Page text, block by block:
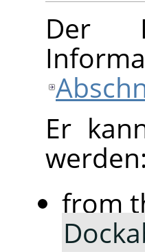
Der
Er
werden:
from